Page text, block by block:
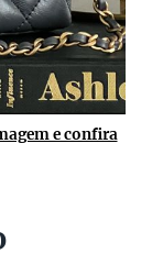
e confira